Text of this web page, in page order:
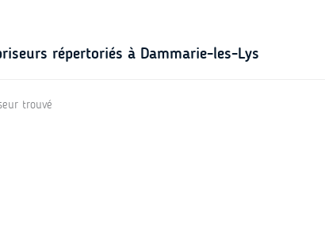
répertoriés à Dammarie-les-Lys
trouvé